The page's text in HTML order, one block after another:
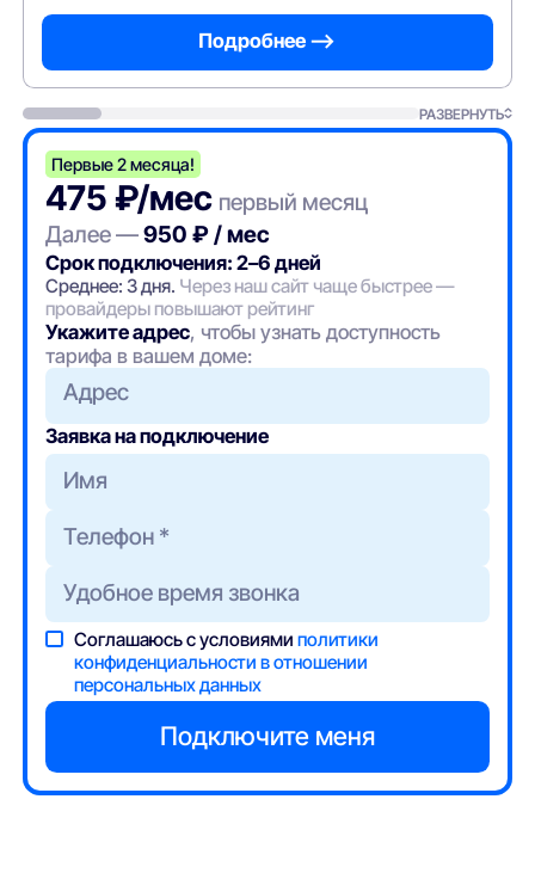
Подробнее —>
РАЗВЕРНУТЬ
Первые 2 месяца!
475 ₽/мес первый месяц
Далее —950 ₽ / мес
Срок подключения: 2–6 дней
Среднее: 3 дня. Через наш сайт чаще быстрее —
провайдеры повышают рейтинг
Укажите адрес, чтобы узнать доступность
тарифа в вашем доме:
Адрес
Заявка на подключение
Соглашаюсь с условиямиполитики
конфиденциальности в отношении
персональных данных